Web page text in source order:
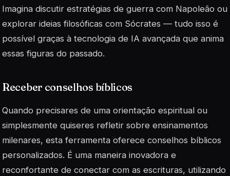
Imagina discutir estratégias de guerra com Napoleão ou
explorar ideias filosóficas com Sócrates — tudo isso é
possível graças à tecnologia de IA avançada que anima
essas figuras do passado.
Receber conselhos bíblicos
Quando precisares de uma orientação espiritual ou
simplesmente quiseres refletir sobre ensinamentos
milenares, esta ferramenta oferece conselhos bíblicos
personalizados. É uma maneira inovadora e
reconfortante de conectar com as escrituras, utilizando